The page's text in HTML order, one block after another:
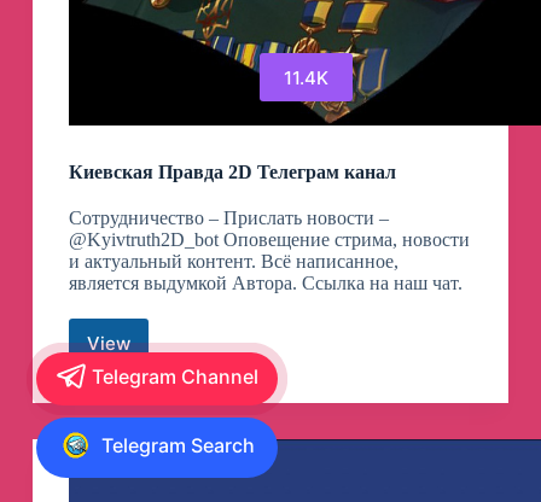
11.4K
Киевская Правда 2D Телеграм канал
Сотрудничество – Прислать новости –
@Kyivtruth2D_bot Оповещение стрима, новости
и актуальный контент. Всё написанное,
является выдумкой Автора. Ссылка на наш чат.
ViewКиевская
Правда
Телеграм
канал
Telegram Channel
Telegram Search